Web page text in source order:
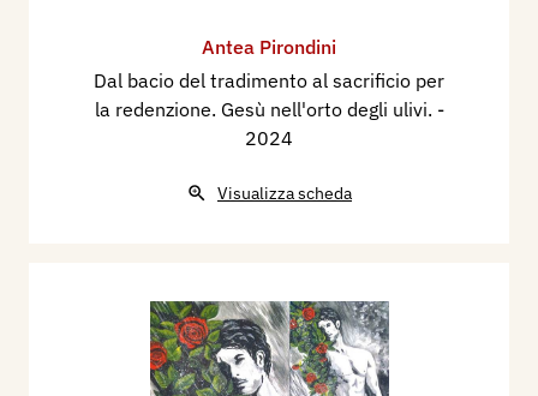
Antea Pirondini
Dal bacio del tradimento al sacrificio per
la redenzione. Gesù nell'orto degli ulivi. -
2024
Visualizza scheda